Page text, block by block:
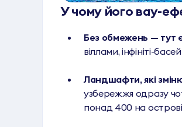
У чому його вау-
Без обмежень — тут
віллами, інфініті-
Ландшафти, які
узбережжя одразу
понад 400 на